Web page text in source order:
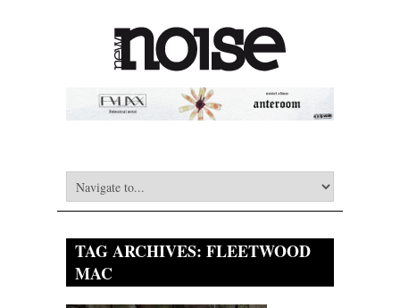
TAG ARCHIVES: FLEETWOOD
MAC